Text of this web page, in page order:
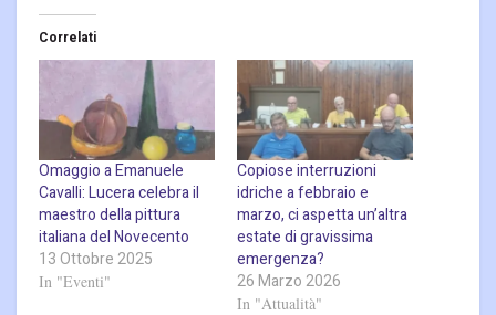
Correlati
Omaggio a Emanuele
Cavalli: Lucera celebra il
maestro della pittura
italiana del Novecento
13 Ottobre 2025
In "Eventi"
Copiose interruzioni
idriche a febbraio e
marzo, ci aspetta un’altra
estate di gravissima
emergenza?
26 Marzo 2026
In "Attualità"